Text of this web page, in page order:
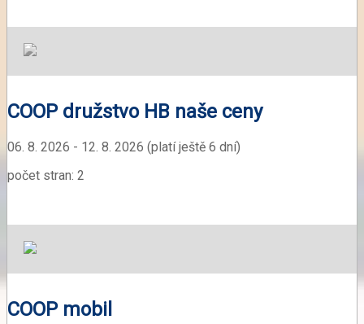
COOP družstvo HB naše ceny
06. 8. 2026 - 12. 8. 2026 (platí ještě 6 dní)
počet stran: 2
COOP mobil